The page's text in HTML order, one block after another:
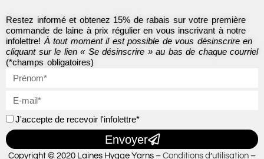
Restez informé et obtenez 15% de rabais sur votre première
commande de laine à prix régulier en vous inscrivant à notre
infolettre! À tout moment il est possible de vous désinscrire en
cliquant sur le lien « Se désinscrire » au bas de chaque courriel
(*champs obligatoires)
J'accepte de recevoir l'infolettre*
Envoyer
Copyright © 2020 Laines Hygge Yarns – Conditions d’utilisation –